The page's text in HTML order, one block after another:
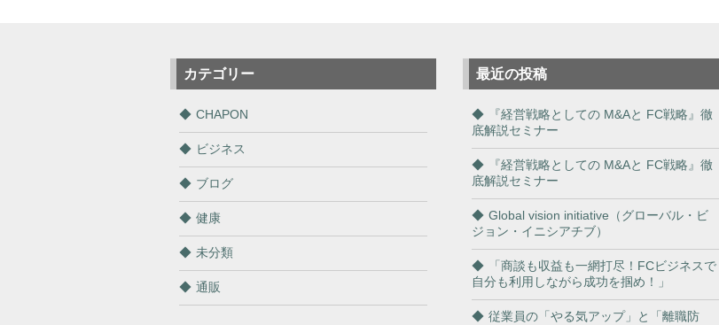
カテゴリー
CHAPON
ビジネス
ブログ
健康
未分類
通販
最近の投稿
『経営戦略としての M&Aと FC戦略』徹
底解説セミナー
『経営戦略としての M&Aと FC戦略』徹
底解説セミナー
Global vision initiative（グローバル・ビ
ジョン・イニシアチブ）
「商談も収益も一網打尽！FCビジネスで
自分も利用しながら成功を掴め！」
従業員の「やる気アップ」と「離職防